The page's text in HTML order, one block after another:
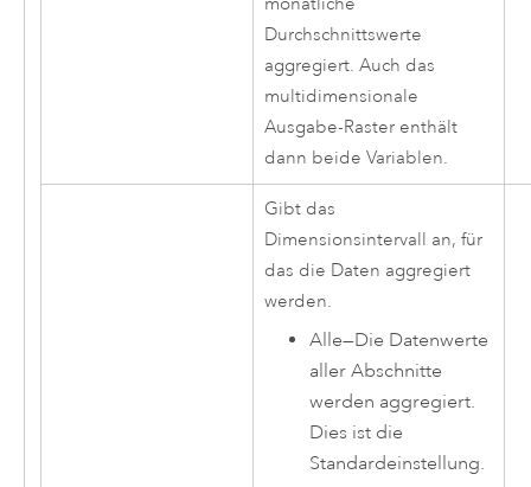
Durchschnittswerte
aggregiert. Auch das
multidimensionale
Ausgabe-Raster enthält
dann beide Variablen.
Gibt das
Dimensionsintervall an, für
das die Daten aggregiert
werden.
Alle—Die Datenwerte
aller Abschnitte
werden aggregiert.
Dies ist die
Standardeinstellung.